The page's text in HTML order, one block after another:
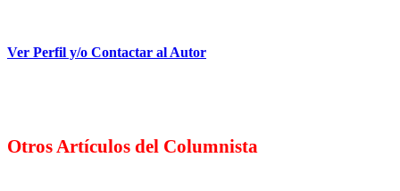
Ver Perfil y/o Contactar al Autor
Otros Artículos del Columnista